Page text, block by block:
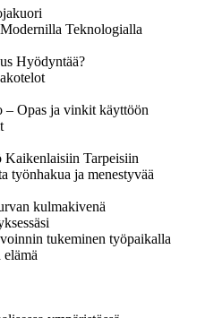
Teknologialla
Hyödyntää?
Opas ja vinkit käyttöön
Kaikenlaisiin Tarpeisiin
työnhakua ja menestyvää
kulmakivenä
tukeminen työpaikalla